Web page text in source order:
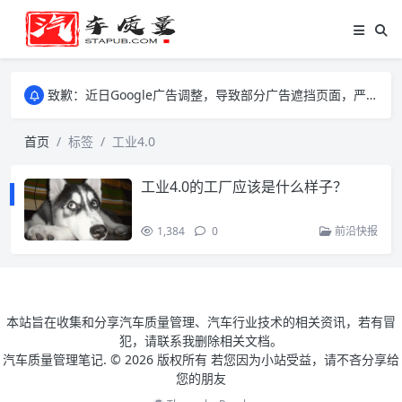
致歉：近日Google广告调整，导致部分广告遮挡页面，严重影响大家访问体验，将尽快调整完成，由此带来的不便，特意致歉！
致歉：近日Google广告调整，导致部分广告遮挡页面，严重影响大家访问体验，将尽快调整完成，由此带来的不便，特意致歉！
首页 标签 工业4.0
工业4.0的工厂应该是什么样子？
1,384 0 前沿快报
本站旨在收集和分享汽车质量管理、汽车行业技术的相关资讯，若有冒
犯，请联系我删除相关文档。
汽车质量管理笔记. © 2026 版权所有 若您因为小站受益，请不吝分享给
您的朋友